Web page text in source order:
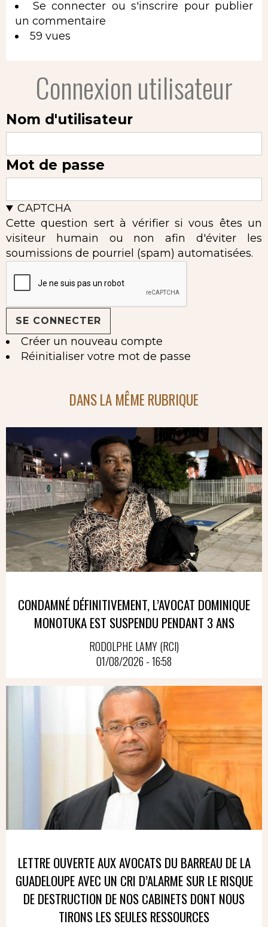
Se connecter ou s'inscrire pour publier
un commentaire
59 vues
Connexion utilisateur
Nom d'utilisateur
Mot de passe
CAPTCHA
Cette question sert à vérifier si vous êtes un
visiteur humain ou non afin d'éviter les
soumissions de pourriel (spam) automatisées.
Créer un nouveau compte
Réinitialiser votre mot de passe
DANS LA MÊME RUBRIQUE
CONDAMNÉ DÉFINITIVEMENT, L’AVOCAT DOMINIQUE
MONOTUKA EST SUSPENDU PENDANT 3 ANS
RODOLPHE LAMY (RCI)
01/08/2026 - 16:58
LETTRE OUVERTE AUX AVOCATS DU BARREAU DE LA
GUADELOUPE AVEC UN CRI D’ALARME SUR LE RISQUE
DE DESTRUCTION DE NOS CABINETS DONT NOUS
TIRONS LES SEULES RESSOURCES